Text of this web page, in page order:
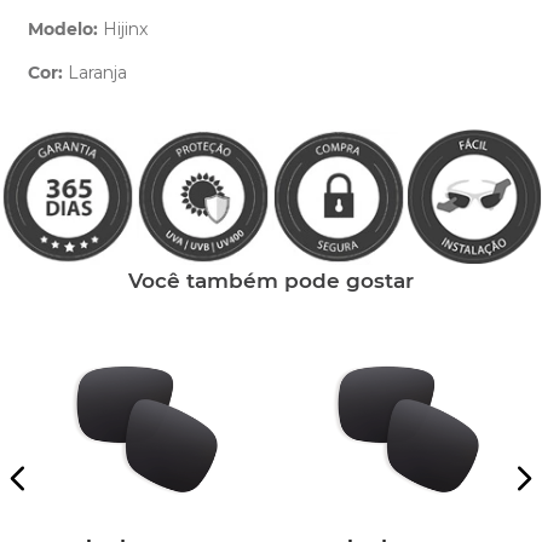
Modelo: Hijinx
Cor: Laranja
Você também pode gostar